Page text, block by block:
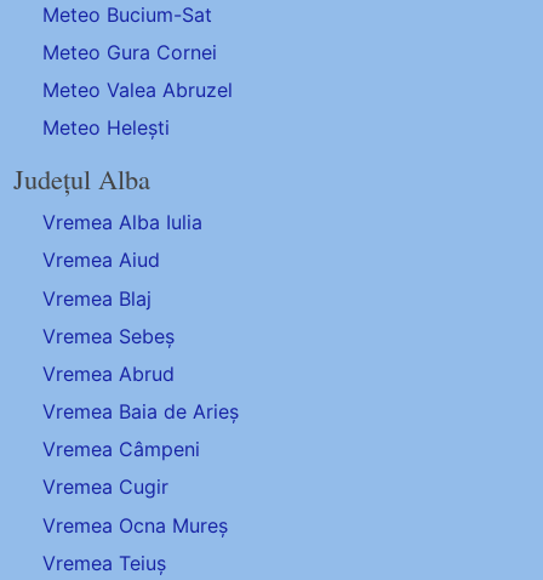
Meteo Bucium-Sat
Meteo Gura Cornei
Meteo Valea Abruzel
Meteo Helești
Județul Alba
Vremea Alba Iulia
Vremea Aiud
Vremea Blaj
Vremea Sebeș
Vremea Abrud
Vremea Baia de Arieș
Vremea Câmpeni
Vremea Cugir
Vremea Ocna Mureș
Vremea Teiuș